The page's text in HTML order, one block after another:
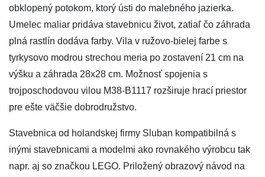
obklopený potokom, ktorý ústi do malebného jazierka.
Umelec maliar pridáva stavebnicu život, zatiaľ čo záhrada
plná rastlín dodáva farby. Vila v ružovo-bielej farbe s
tyrkysovo modrou strechou meria po zostavení 21 cm na
výšku a záhrada 28x28 cm. Možnosť spojenia s
trojposchodovou vilou M38-B1117 rozširuje hrací priestor
pre ešte väčšie dobrodružstvo.
Stavebnica od holandskej firmy Sluban kompatibilná s
inými stavebnicami a modelmi ako rovnakého výrobcu tak
napr. aj so značkou LEGO. Priložený obrazový návod na